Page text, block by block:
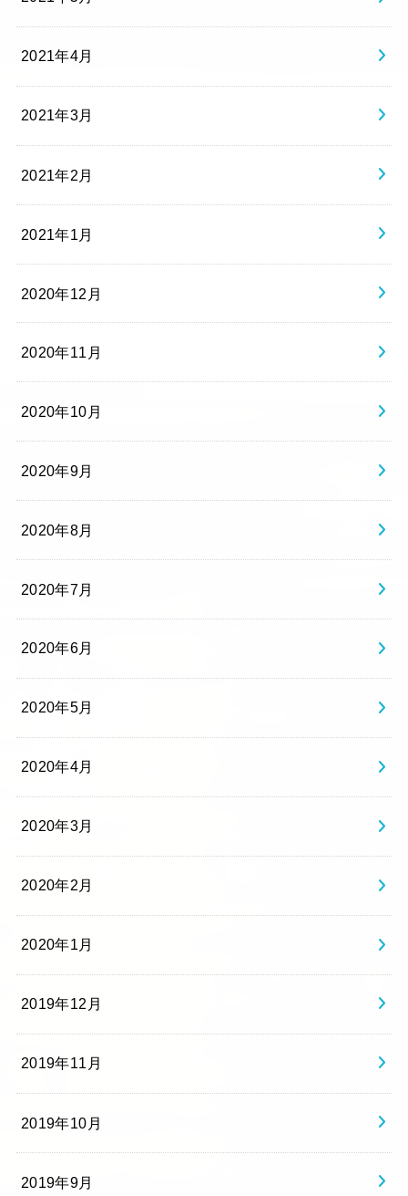
2021年4月
2021年3月
2021年2月
2021年1月
2020年12月
2020年11月
2020年10月
2020年9月
2020年8月
2020年7月
2020年6月
2020年5月
2020年4月
2020年3月
2020年2月
2020年1月
2019年12月
2019年11月
2019年10月
2019年9月